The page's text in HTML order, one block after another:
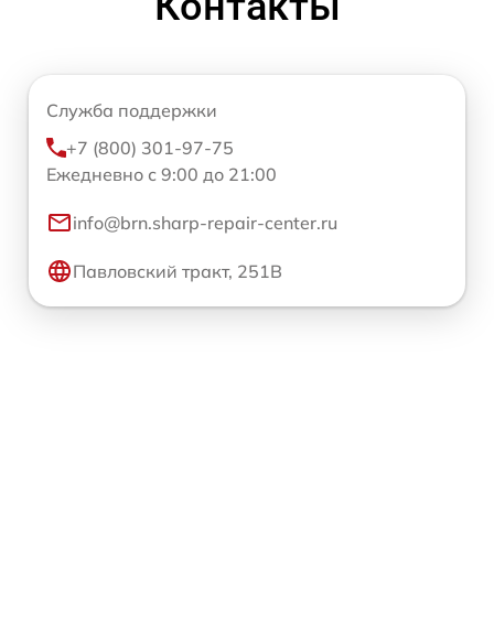
Служба поддержки
+7 (800) 301-97-75
Ежедневно с 9:00 до 21:00
info@brn.sharp-repair-center.ru
Павловский тракт, 251В